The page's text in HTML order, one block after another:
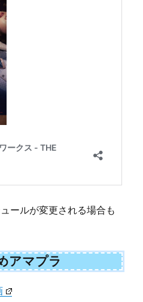
ールが変更される場合も
アマプラ